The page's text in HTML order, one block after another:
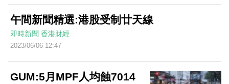
午間新聞精選:港股受制廿天線
即時新聞 香港財經
2023/06/06 12:47
GUM:5月MPF人均蝕7014